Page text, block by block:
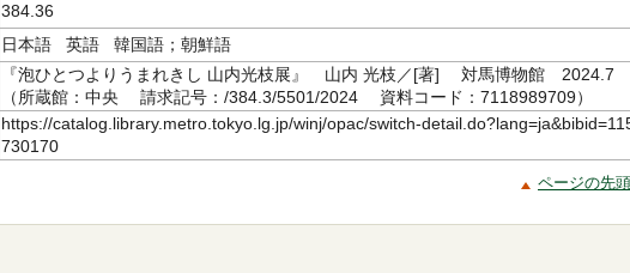
384.36
日本語 英語 韓国語；朝鮮語
『泡ひとつよりうまれきし 山内光枝展』 山内 光枝／[著] 対馬博物館 2024.7
（所蔵館：中央 請求記号：/384.3/5501/2024 資料コード：7118989709）
https://catalog.library.metro.tokyo.lg.jp/winj/opac/switch-
730170
ページの先